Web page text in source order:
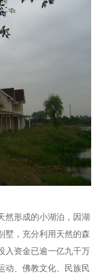
然形成的小湖泊，因湖
墅，充分利用天然的森
入资金已逾一亿九千万
动、佛教文化、民族民